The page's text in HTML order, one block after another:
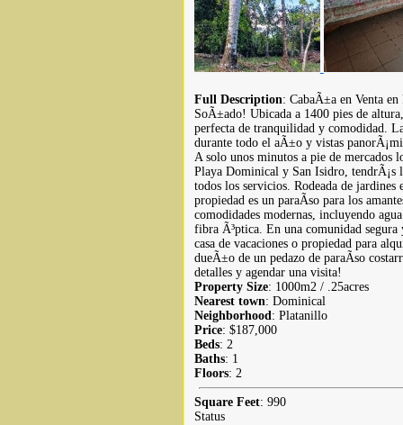
Full Description: CabaÃ±a en Venta
SoÃ±ado! Ubicada a 1400 pies de
perfecta de tranquilidad y comodidad.
durante todo el aÃ±o y vistas
A solo unos minutos a pie de mercados
Playa Dominical y San Isidro, tendrÃ¡s
todos los servicios. Rodeada de jardines
propiedad es un paraÃ­so para los
comodidades modernas, incluyendo
fibra Ã³ptica. En una comunidad segura
casa de vacaciones o propiedad para
dueÃ±o de un pedazo de paraÃ­so
detalles y agendar una visita!
Property Size: 1000m2 / .25acres
Nearest town: Dominical
Neighborhood: Platanillo
Price: $187,000
Beds: 2
Baths: 1
Floors: 2
Square Feet: 990
Status